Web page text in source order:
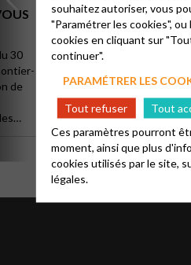
30
de
MOUVEMENT DES
NORD-NORMANDIE
Comme chaque été, des
d'autres la quittent pour
nouveaux ministères ou
Cliquez ici pour connaître
mouvement pastoral et
nouveaux visages de la
souhaitez autoriser, vous
"Paramétrer les cookies",
cookies en cliquant sur
continuer".
PARAMÉTRER LES
Tout refuser
Tout
Ces paramètres pourront
moment, ainsi que plus
cookies utilisés par le site,
légales.